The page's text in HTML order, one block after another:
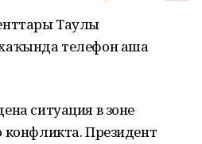
Таулы
телефон аша
ситуация в зоне
конфликта. Президент